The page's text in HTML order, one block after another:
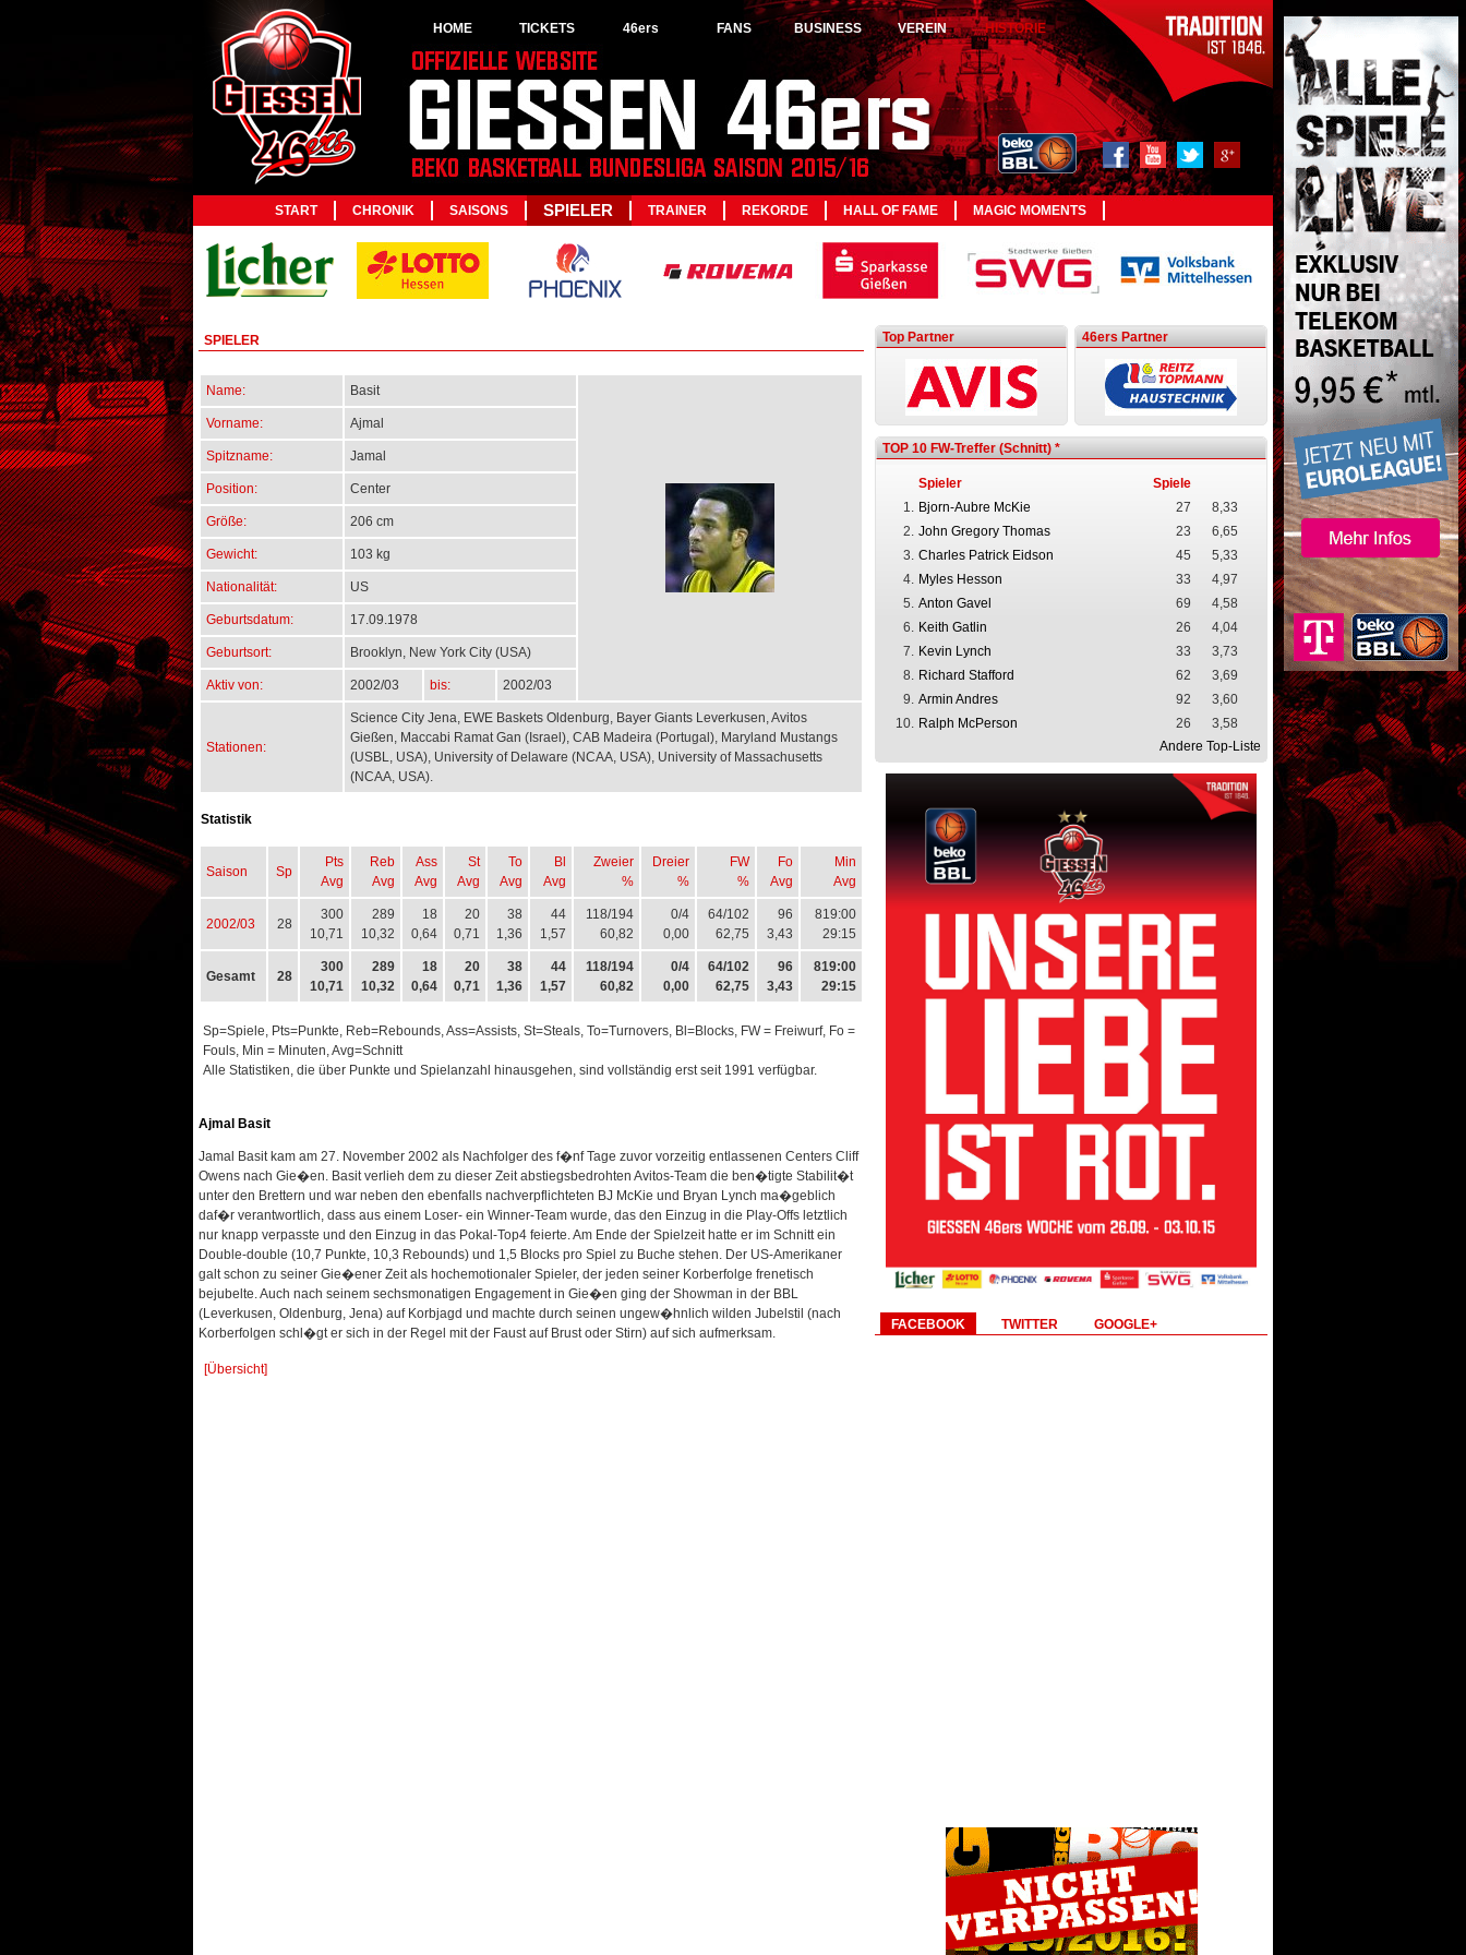
HOME TICKETS 46ers FANS BUSINESS VEREIN HISTORIE
START CHRONIK SAISONS SPIELER TRAINER REKORDE HALL OF FAME MAGIC MOMENTS
SPIELER
Name: Basit
Vorname: Ajmal
Spitzname: Jamal
Position: Center
Größe: 206 cm
Gewicht: 103 kg
Nationalität: US
Geburtsdatum: 17.09.1978
Geburtsort: Brooklyn, New York City (USA)
Aktiv von: 2002/03 bis: 2002/03
Stationen:
Science City Jena, EWE Baskets Oldenburg, Bayer Giants Leverkusen, Avitos
Gießen, Maccabi Ramat Gan (Israel), CAB Madeira (Portugal), Maryland Mustangs
(USBL, USA), University of Delaware (NCAA, USA), University of Massachusetts
(NCAA, USA).
Statistik
Saison Sp
Pts
Avg
Reb
Avg
Ass
Avg
St
Avg
To
Avg
Bl
Avg
Zweier
%
Dreier
%
FW
%
Fo
Avg
Min
Avg
2002/03 28
300
10,71
289
10,32
18
0,64
20
0,71
38
1,36
44
1,57
118/194
60,82
0/4
0,00
64/102
62,75
96
3,43
819:00
29:15
Gesamt 28
300
10,71
289
10,32
18
0,64
20
0,71
38
1,36
44
1,57
118/194
60,82
0/4
0,00
64/102
62,75
96
3,43
819:00
29:15
Sp=Spiele, Pts=Punkte, Reb=Rebounds, Ass=Assists, St=Steals, To=Turnovers, Bl=Blocks, FW = Freiwurf, Fo =
Fouls, Min = Minuten, Avg=Schnitt
Alle Statistiken, die über Punkte und Spielanzahl hinausgehen, sind vollständig erst seit 1991 verfügbar.
Ajmal Basit
Jamal Basit kam am 27. November 2002 als Nachfolger des f�nf Tage zuvor vorzeitig entlassenen Centers Cliff
Owens nach Gie�en. Basit verlieh dem zu dieser Zeit abstiegsbedrohten Avitos-Team die ben�tigte Stabilit�t
unter den Brettern und war neben den ebenfalls nachverpflichteten BJ McKie und Bryan Lynch ma�geblich
daf�r verantwortlich, dass aus einem Loser- ein Winner-Team wurde, das den Einzug in die Play-Offs letztlich
nur knapp verpasste und den Einzug in das Pokal-Top4 feierte. Am Ende der Spielzeit hatte er im Schnitt ein
Double-double (10,7 Punkte, 10,3 Rebounds) und 1,5 Blocks pro Spiel zu Buche stehen. Der US-Amerikaner
galt schon zu seiner Gie�ener Zeit als hochemotionaler Spieler, der jeden seiner Korberfolge frenetisch
bejubelte. Auch nach seinem sechsmonatigen Engagement in Gie�en ging der Showman in der BBL
(Leverkusen, Oldenburg, Jena) auf Korbjagd und machte durch seinen ungew�hnlich wilden Jubelstil (nach
Korberfolgen schl�gt er sich in der Regel mit der Faust auf Brust oder Stirn) auf sich aufmerksam.
[Übersicht]
Top Partner 46ers Partner
TOP 10 FW-Treffer (Schnitt) *
Spieler
Spiele
1. Bjorn-Aubre McKie 27
8,33
2. John Gregory Thomas 23
6,65
3. Charles Patrick Eidson 45
5,33
4. Myles Hesson 33
4,97
5. Anton Gavel 69
4,58
6. Keith Gatlin 26
4,04
7. Kevin Lynch 33
3,73
8. Richard Stafford 62
3,69
9. Armin Andres 92
3,60
10. Ralph McPerson 26
3,58
Andere Top-Liste
FACEBOOK TWITTER GOOGLE+